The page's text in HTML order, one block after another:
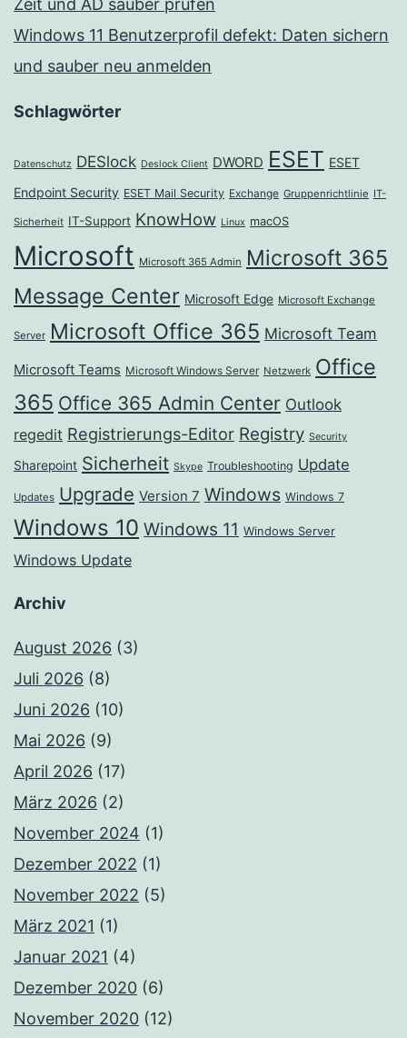
Zeit und AD sauber prüfen
Windows 11 Benutzerprofil defekt: Daten sichern
und sauber neu anmelden
Schlagwörter
Datenschutz DESlock Deslock Client DWORD ESET ESET
Endpoint Security ESET Mail Security Exchange Gruppenrichtlinie IT-
Sicherheit IT-Support KnowHow Linux macOS
Microsoft Microsoft 365 Admin Microsoft 365
Message Center Microsoft Edge Microsoft Exchange
Server Microsoft Office 365 Microsoft Team
Microsoft Teams Microsoft Windows Server Netzwerk Office
365 Office 365 Admin Center Outlook
regedit Registrierungs-Editor Registry Security
Sharepoint Sicherheit Skype Troubleshooting Update
Updates Upgrade Version 7 Windows Windows 7
Windows 10 Windows 11 Windows Server
Windows Update
Archiv
August 2026 (3)
Juli 2026 (8)
Juni 2026 (10)
Mai 2026 (9)
April 2026 (17)
März 2026 (2)
November 2024 (1)
Dezember 2022 (1)
November 2022 (5)
März 2021 (1)
Januar 2021 (4)
Dezember 2020 (6)
November 2020 (12)